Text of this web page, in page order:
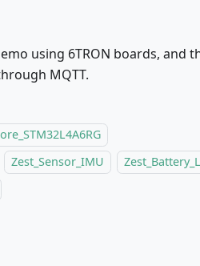
using 6TRON boards, and
MQTT.
Zest_Sensor_IMU